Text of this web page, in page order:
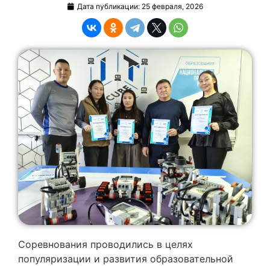
Дата публикации: 25 февраля, 2026
Соревнования проводились в целях
популяризации и развития образовательной